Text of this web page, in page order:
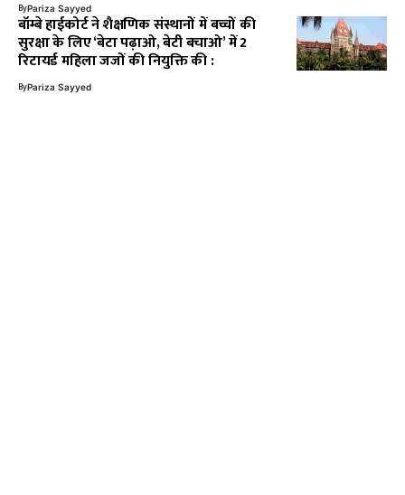
ByPariza Sayyed
बॉम्बे हाईकोर्ट ने शैक्षणिक संस्थानों में बच्चों की
सुरक्षा के लिए ‘बेटा पढ़ाओ, बेटी बचाओ’ में 2
रिटायर्ड महिला जजों की नियुक्ति की :
ByPariza Sayyed